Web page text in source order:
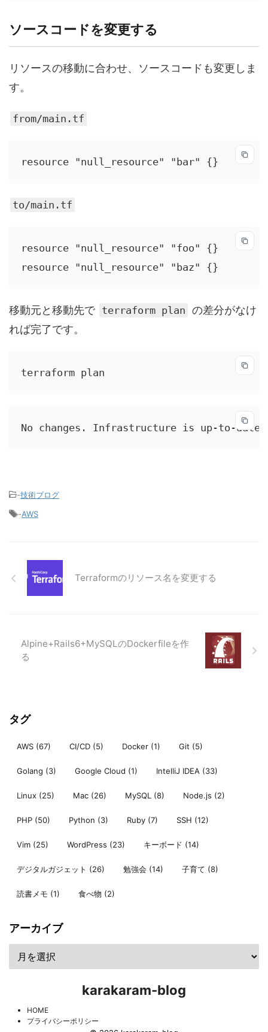
ソースコードを変更する
リソースの移動に合わせ、ソースコードも変更しま
す。
from/main.tf
resource "null_resource" "bar" {}
to/main.tf
resource "null_resource" "foo" {}
resource "null_resource" "baz" {}
移動元と移動先で terraform plan の差分がなけ
れば完了です。
terraform plan
No changes. Infrastructure is up-to-date.
-技術ブログ
-AWS
Terraformのリソース名を変更する
Alpine+Rails6+MySQLのDockerfileを作
る
タグ
AWS (67) CI/CD (5) Docker (1) Git (5)
Golang (3) Google Cloud (1) IntelliJ IDEA (33)
Linux (25) Mac (26) MySQL (8) Node.js (2)
PHP (50) Python (3) Ruby (7) SSH (12)
Vim (25) WordPress (23) キーボード (14)
デジタルガジェット (26) 勉強会 (14) 子育て (8)
読書メモ (1) 食べ物 (2)
アーカイブ
karakaram-blog
HOME
プライバシーポリシー